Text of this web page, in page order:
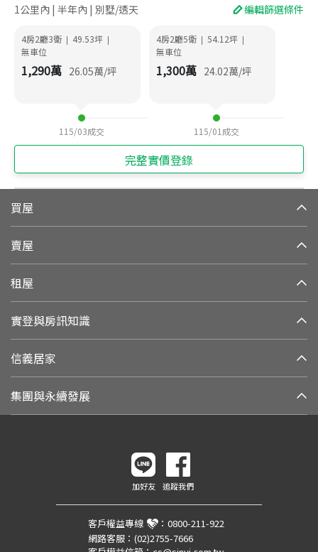
1公里內 | 半年內 | 別墅/透天 編輯篩選條件
4房2廳3衛 | 49.53坪 |
無車位
1,290萬 26.05萬/坪
115/03成交
4房2廳5衛 | 54.12坪 |
無車位
1,300萬 24.02萬/坪
115/01 成交
完整實價登錄
買屋
賣屋
租屋
實登與房訊知識
信義居家
集團與永續發展
加好友 追蹤我們
客戶權益專線 ： 0800-211-922
網路客服： (02)2755-7666